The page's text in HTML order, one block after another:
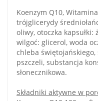
Koenzym Q10,
trójglicerydy
oliwy, otoczka
wilgoć: glicerol, woda
chleba świętojańskiego,
pszczeli, substancja
słonecznikowa.
Składniki aktywne w